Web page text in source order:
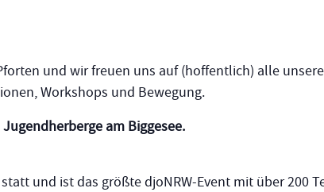
und wir freuen uns auf (hoffentlich) alle
Workshops und Bewegung.
Jugendherberge am Biggesee.
und ist das größte djoNRW-Event mit über 200